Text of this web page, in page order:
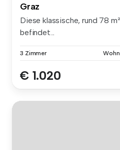
Graz
Diese klassische, rund 78
befindet...
3 Zimmer
€ 1.020